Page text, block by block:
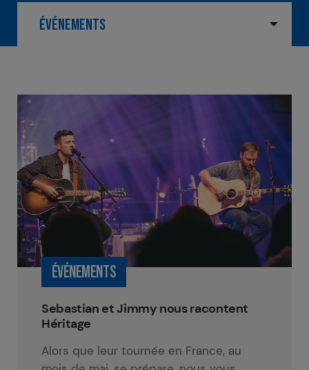
ÉVÉNEMENTS
ÉVÉNEMENTS
Sebastian et Jimmy nous racontent
Héritage
Alors que leur tournée en France, au